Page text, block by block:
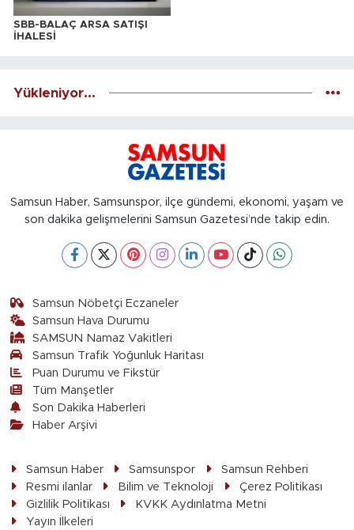
SBB-BALAÇ ARSA SATIŞI
İHALESİ
Yükleniyor...
Samsun Haber, Samsunspor, ilçe gündemi, ekonomi, yaşam ve
son dakika gelişmelerini Samsun Gazetesi’nde takip edin.
Samsun Nöbetçi Eczaneler
Samsun Hava Durumu
SAMSUN Namaz Vakitleri
Samsun Trafik Yoğunluk Haritası
Puan Durumu ve Fikstür
Tüm Manşetler
Son Dakika Haberleri
Haber Arşivi
Samsun Haber Samsunspor
Samsun Rehberi
Resmi ilanlar
Bilim ve Teknoloji
Çerez Politikası
Gizlilik Politikası
KVKK Aydınlatma Metni
Yayın İlkeleri